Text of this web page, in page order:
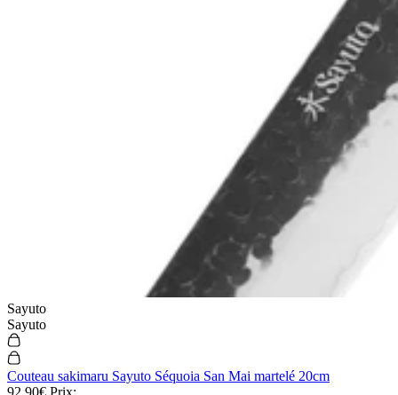
Sayuto
Sayuto
Couteau sakimaru Sayuto Séquoia San Mai martelé 20cm
92,90€ Prix: